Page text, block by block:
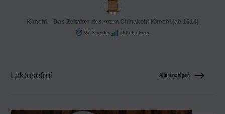
Kimchi – Das Zeitalter des roten Chinakohl-Kimchi (ab 1614)
27 Stunden Mittelschwer
Laktosefrei Alle anzeigen